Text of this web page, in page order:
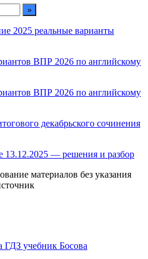
2025 реальные варианты
ВПР 2026 по английскому
ВПР 2026 по английскому
декабрьского сочинения
— решения и разбор
материалов без указания
ГДЗ учебник Босова